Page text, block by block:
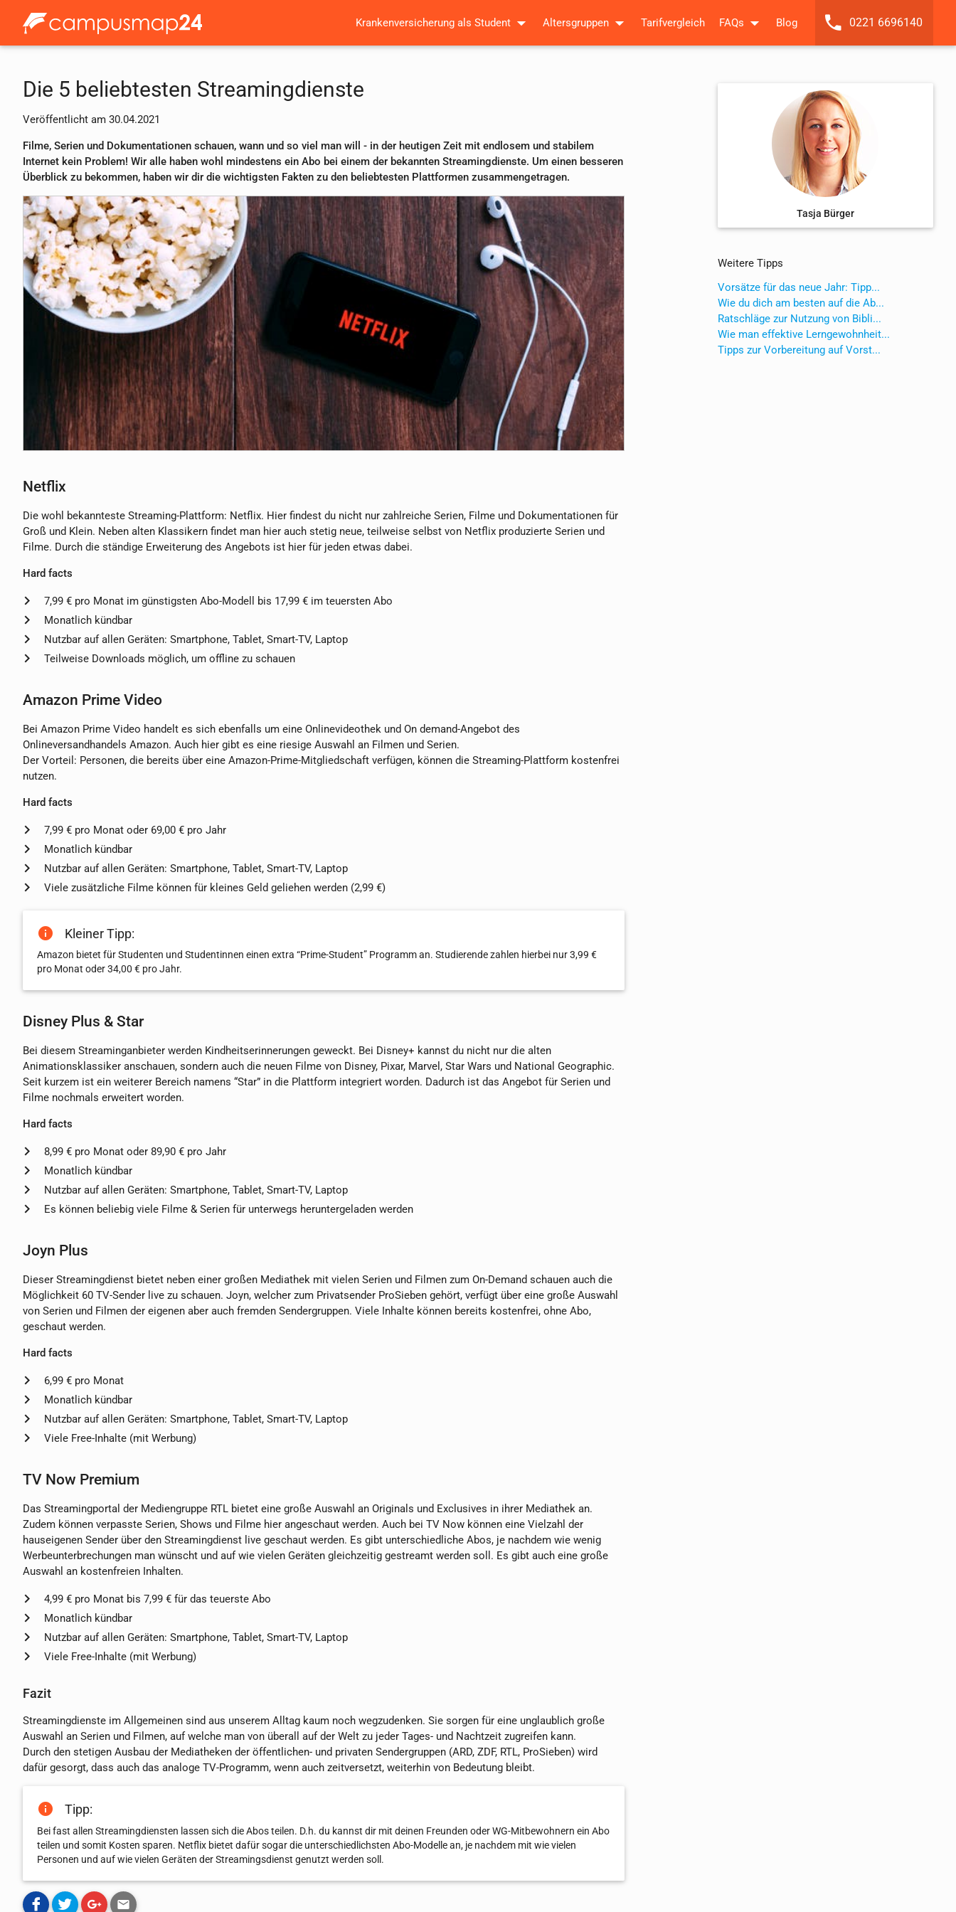
Krankenversicherung als Student Altersgruppen Tarifvergleich FAQs Blog 0221 6696140
Die 5 beliebtesten Streamingdienste
Veröffentlicht am 30.04.2021
Filme, Serien und Dokumentationen schauen, wann und so viel man will - in der heutigen Zeit mit endlosem und stabilem
Internet kein Problem! Wir alle haben wohl mindestens ein Abo bei einem der bekannten Streamingdienste. Um einen besseren
Überblick zu bekommen, haben wir dir die wichtigsten Fakten zu den beliebtesten Plattformen zusammengetragen.
Netflix
Die wohl bekannteste Streaming-Plattform: Netflix. Hier findest du nicht nur zahlreiche Serien, Filme und Dokumentationen für
Groß und Klein. Neben alten Klassikern findet man hier auch stetig neue, teilweise selbst von Netflix produzierte Serien und
Filme. Durch die ständige Erweiterung des Angebots ist hier für jeden etwas dabei.
Hard facts
7,99 € pro Monat im günstigsten Abo-Modell bis 17,99 € im teuersten Abo
Monatlich kündbar
Nutzbar auf allen Geräten: Smartphone, Tablet, Smart-TV, Laptop
Teilweise Downloads möglich, um offline zu schauen
Amazon Prime Video
Bei Amazon Prime Video handelt es sich ebenfalls um eine Onlinevideothek und On demand-Angebot des
Onlineversandhandels Amazon. Auch hier gibt es eine riesige Auswahl an Filmen und Serien.
Der Vorteil: Personen, die bereits über eine Amazon-Prime-Mitgliedschaft verfügen, können die Streaming-Plattform kostenfrei
nutzen.
Hard facts
7,99 € pro Monat oder 69,00 € pro Jahr
Monatlich kündbar
Nutzbar auf allen Geräten: Smartphone, Tablet, Smart-TV, Laptop
Viele zusätzliche Filme können für kleines Geld geliehen werden (2,99 €)
Kleiner Tipp:
Amazon bietet für Studenten und Studentinnen einen extra “Prime-Student” Programm an. Studierende zahlen hierbei nur 3,99 €
pro Monat oder 34,00 € pro Jahr.
Disney Plus & Star
Bei diesem Streaminganbieter werden Kindheitserinnerungen geweckt. Bei Disney+ kannst du nicht nur die alten
Animationsklassiker anschauen, sondern auch die neuen Filme von Disney, Pixar, Marvel, Star Wars und National Geographic.
Seit kurzem ist ein weiterer Bereich namens “Star” in die Plattform integriert worden. Dadurch ist das Angebot für Serien und
Filme nochmals erweitert worden.
Hard facts
8,99 € pro Monat oder 89,90 € pro Jahr
Monatlich kündbar
Nutzbar auf allen Geräten: Smartphone, Tablet, Smart-TV, Laptop
Es können beliebig viele Filme & Serien für unterwegs heruntergeladen werden
Joyn Plus
Dieser Streamingdienst bietet neben einer großen Mediathek mit vielen Serien und Filmen zum On-Demand schauen auch die
Möglichkeit 60 TV-Sender live zu schauen. Joyn, welcher zum Privatsender ProSieben gehört, verfügt über eine große Auswahl
von Serien und Filmen der eigenen aber auch fremden Sendergruppen. Viele Inhalte können bereits kostenfrei, ohne Abo,
geschaut werden.
Hard facts
6,99 € pro Monat
Monatlich kündbar
Nutzbar auf allen Geräten: Smartphone, Tablet, Smart-TV, Laptop
Viele Free-Inhalte (mit Werbung)
TV Now Premium
Das Streamingportal der Mediengruppe RTL bietet eine große Auswahl an Originals und Exclusives in ihrer Mediathek an.
Zudem können verpasste Serien, Shows und Filme hier angeschaut werden. Auch bei TV Now können eine Vielzahl der
hauseigenen Sender über den Streamingdienst live geschaut werden. Es gibt unterschiedliche Abos, je nachdem wie wenig
Werbeunterbrechungen man wünscht und auf wie vielen Geräten gleichzeitig gestreamt werden soll. Es gibt auch eine große
Auswahl an kostenfreien Inhalten.
4,99 € pro Monat bis 7,99 € für das teuerste Abo
Monatlich kündbar
Nutzbar auf allen Geräten: Smartphone, Tablet, Smart-TV, Laptop
Viele Free-Inhalte (mit Werbung)
Fazit
Streamingdienste im Allgemeinen sind aus unserem Alltag kaum noch wegzudenken. Sie sorgen für eine unglaublich große
Auswahl an Serien und Filmen, auf welche man von überall auf der Welt zu jeder Tages- und Nachtzeit zugreifen kann.
Durch den stetigen Ausbau der Mediatheken der öffentlichen- und privaten Sendergruppen (ARD, ZDF, RTL, ProSieben) wird
dafür gesorgt, dass auch das analoge TV-Programm, wenn auch zeitversetzt, weiterhin von Bedeutung bleibt.
Tipp:
Bei fast allen Streamingdiensten lassen sich die Abos teilen. D.h. du kannst dir mit deinen Freunden oder WG-Mitbewohnern ein Abo
teilen und somit Kosten sparen. Netflix bietet dafür sogar die unterschiedlichsten Abo-Modelle an, je nachdem mit wie vielen
Personen und auf wie vielen Geräten der Streamingsdienst genutzt werden soll.
Tasja Bürger
Weitere Tipps
Vorsätze für das neue Jahr: Tipp...
Wie du dich am besten auf die Ab...
Ratschläge zur Nutzung von Bibli...
Wie man effektive Lerngewohnheit...
Tipps zur Vorbereitung auf Vorst...